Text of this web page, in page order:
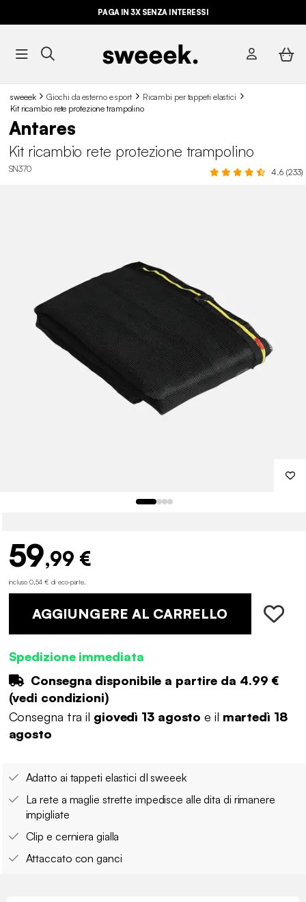
PAGA IN 3X SENZA INTERESSI
sweeek Giochi da esterno e sport
Ricambi per tappeti elastici
Kit ricambio rete protezione trampolino
Antares
Kit ricambio rete protezione trampolino
SN370 4.6 (233)
59,99 €
incluso 0,54 € di eco-parte.
AGGIUNGERE AL CARRELLO
Spedizione immediata
Consegna disponibile a partire da 4.99 €
(vedi condizioni)
Consegna tra il giovedì 13 agosto e il martedì 18
agosto
Adatto ai tappeti elastici dI sweeek
La rete a maglie strette impedisce alle dita di rimanere
impigliate
Clip e cerniera gialla
Attaccato con ganci